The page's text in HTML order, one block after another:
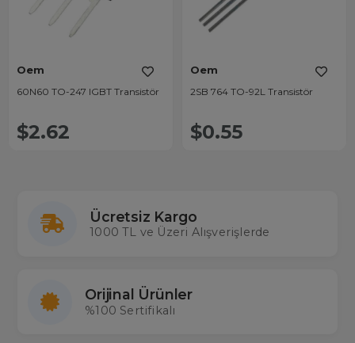
Oem
60N60 TO-247 IGBT Transistör
$2.62
Oem
2SB 764 TO-92L Transistör
$0.55
Ücretsiz Kargo
1000 TL ve Üzeri Alışverişlerde
Orijinal Ürünler
%100 Sertifikalı